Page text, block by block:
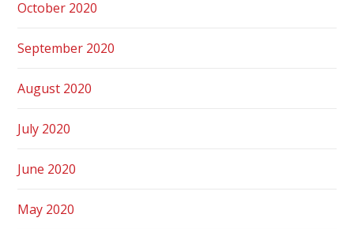
October 2020
September 2020
August 2020
July 2020
June 2020
May 2020